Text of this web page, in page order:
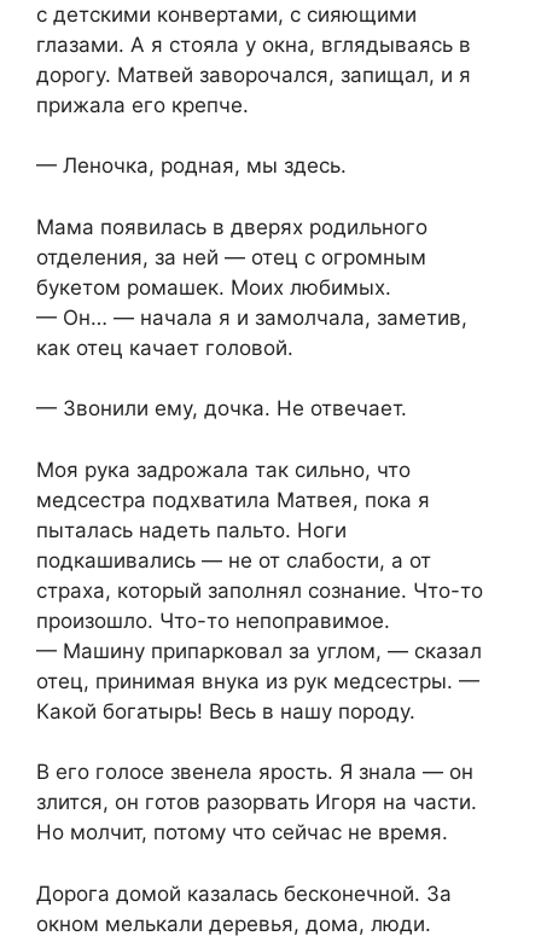
с детскими конвертами, с сияющими
глазами. А я стояла у окна, вглядываясь в
дорогу. Матвей заворочался, запищал, и я
прижала его крепче.
— Леночка, родная, мы здесь.
Мама появилась в дверях родильного
отделения, за ней — отец с огромным
букетом ромашек. Моих любимых.
— Он… — начала я и замолчала, заметив,
как отец качает головой.
— Звонили ему, дочка. Не отвечает.
Моя рука задрожала так сильно, что
медсестра подхватила Матвея, пока я
пыталась надеть пальто. Ноги
подкашивались — не от слабости, а от
страха, который заполнял сознание. Что-то
произошло. Что-то непоправимое.
— Машину припарковал за углом, — сказал
отец, принимая внука из рук медсестры. —
Какой богатырь! Весь в нашу породу.
В его голосе звенела ярость. Я знала — он
злится, он готов разорвать Игоря на части.
Но молчит, потому что сейчас не время.
Дорога домой казалась бесконечной. За
окном мелькали деревья, дома, люди.